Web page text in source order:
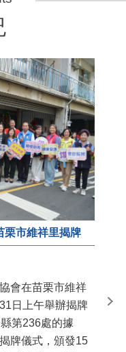
栗市維祥里揭牌
會在苗栗市維祥
日上午舉辦揭牌
第236處的據
牌儀式，頒發15
苗